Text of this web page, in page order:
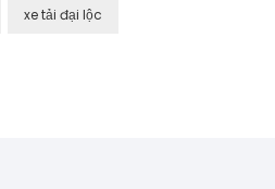
xe tải đại lộc